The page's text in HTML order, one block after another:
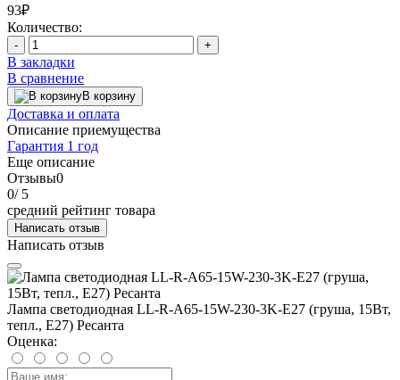
93₽
Количество:
- +
В закладки
В сравнение
В корзину
Доставка и оплата
Описание приемущества
Гарантия 1 год
Еще описание
Отзывы0
0/ 5
средний рейтинг товара
Написать отзыв
Написать отзыв
Лампа светодиодная LL-R-A65-15W-230-3K-E27 (груша, 15Вт,
тепл., Е27) Ресанта
Оценка: